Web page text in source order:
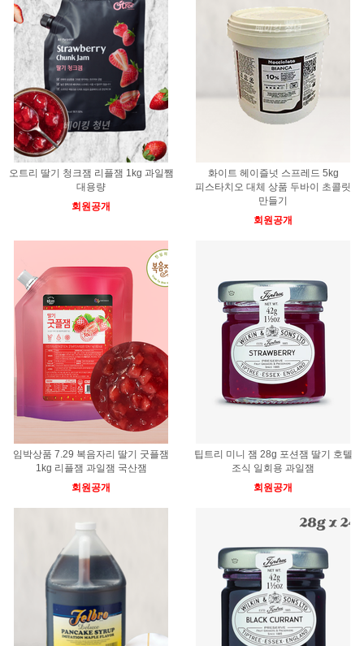
오트리 딸기 청크잼 리플잼 1kg 과일쨈
대용량
회원공개
화이트 헤이즐넛 스프레드 5kg
피스타치오 대체 상품 두바이 초콜릿
만들기
회원공개
임박상품 7.29 복음자리 딸기 굿플잼
1kg 리플잼 과일잼 국산잼
회원공개
팁트리 미니 잼 28g 포션잼 딸기 호텔
조식 일회용 과일잼
회원공개